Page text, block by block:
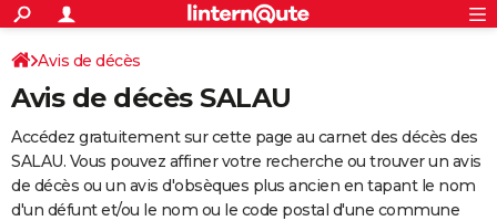
ACTUALITÉS
Politique
Société
Faits Divers
Education
Monde
Villes
+
SPORT
Coupe du monde 2026
Football
Tennis
Cyclisme
Rugby
Forum
Programme TV
TNT
Streaming
Cinéma
Sorties cinéma
Musique
+
FINANCE
Retraite
Impôts
Epargne
Immobilier
Risques naturels par ville
Banque
Assurance
Crédit
AUTO
Avis de décès
Avis de décès SALAU
Accédez gratuitement sur cette page au carnet des décès des
SALAU. Vous pouvez affiner votre recherche ou trouver un avis
de décès ou un avis d'obsèques plus ancien en tapant le nom
d'un défunt et/ou le nom ou le code postal d'une commune